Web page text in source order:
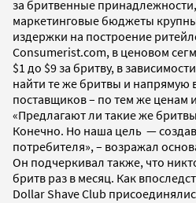
за бритвенные
маркетинговые бюджеты
издержки на построение
Consumerist.com, в ценовом
$1 до $9 за бритву, в
найти те же бритвы и напрямую
поставщиков – по тем же ценам
«Предлагают ли такие же
Конечно. Но наша цель —
потребителя», – возражал
Он подчеркивал также, что
бритв раз в месяц. Как
Dollar Shave Club